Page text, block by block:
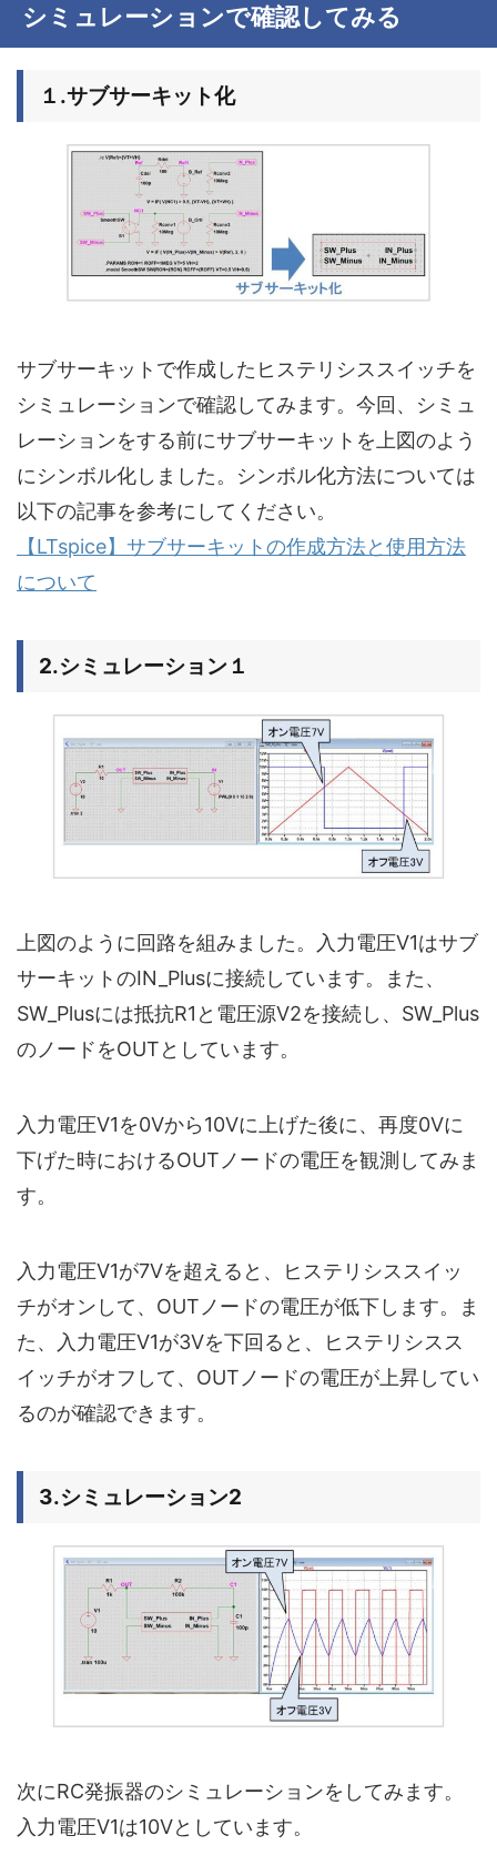
シミュレーションで確認してみる
１.サブサーキット化
サブサーキットで作成したヒステリシススイッチを
シミュレーションで確認してみます。今回、シミュ
レーションをする前にサブサーキットを上図のよう
にシンボル化しました。シンボル化方法については
以下の記事を参考にしてください。
【LTspice】サブサーキットの作成方法と使用方法
について
2.シミュレーション１
上図のように回路を組みました。入力電圧V1はサブ
サーキットのIN_Plusに接続しています。また、
SW_Plusには抵抗R1と電圧源V2を接続し、SW_Plus
のノードをOUTとしています。
入力電圧V1を0Vから10Vに上げた後に、再度0Vに
下げた時におけるOUTノードの電圧を観測してみま
す。
入力電圧V1が7Vを超えると、ヒステリシススイッ
チがオンして、OUTノードの電圧が低下します。ま
た、入力電圧V1が3Vを下回ると、ヒステリシスス
イッチがオフして、OUTノードの電圧が上昇してい
るのが確認できます。
3.シミュレーション2
次にRC発振器のシミュレーションをしてみます。
入力電圧V1は10Vとしています。